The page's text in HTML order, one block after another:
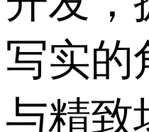
写实的
与精致